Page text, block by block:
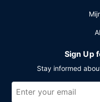
Sign Up
Stay informed